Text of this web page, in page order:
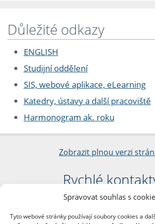
Spravovat souhlas s
Tyto webové stránky používají soubory cookies a
Důležité odkazy
ENGLISH
Studijní oddělení
SIS, webové aplikace, eLearning
Katedry, ústavy a další pracoviště
Harmonogram ak. roku
Zobrazit plnou verzi
Rychlé
Filozofická fakulta
nám. Jana Palacha 1/2